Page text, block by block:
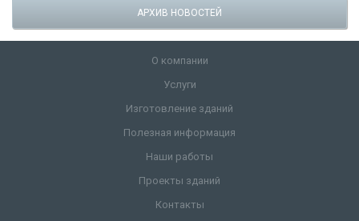
АРХИВ НОВОСТЕЙ
О компании
Услуги
Изготовление зданий
Полезная информация
Наши работы
Проекты зданий
Контакты